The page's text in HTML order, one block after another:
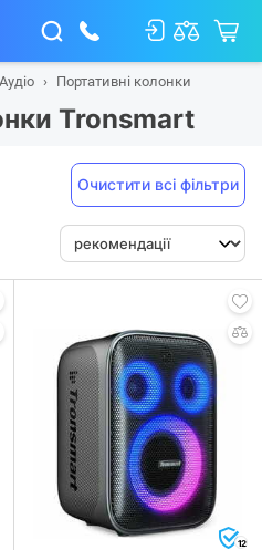
Аудіо Портативні колонки
Tronsmart
Очистити всі фільтри
12